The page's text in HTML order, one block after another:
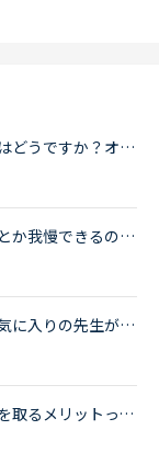
セブオフィス以外の講師のテキストレッスンはどうですか？オフィス勤務以外の講師のテキストレッスンをほとんど受けたことがないので質問しますセブオフィス勤務のフィリピン人講師みたいに採用前にある程度講習...
講師のご家族の声やご近所の方のおしゃべりとか我慢できるのですが、同じ部屋で講師の家族やお友達が同じくネイティブキャンプでレッスンをしている声が大きくて、レッスンに集中できないことが多々あります。オ...
経験ありの新人先生のバッジについて お気に入りの先生が、ホームベースティーチャとなって帰ってきました。そういう場合新人扱いとなるのは他の方で知っていました。彼女はビジネスカラン以外ほとんどのバッ...
通信が安定しているという他にオフィス講師を取るメリットってありますか？ある講師に話した内容が他のオフィス講師も知っていたりすると、少し不愉快な気持ちがするのでホームベースの講師だけを受講しようかと...